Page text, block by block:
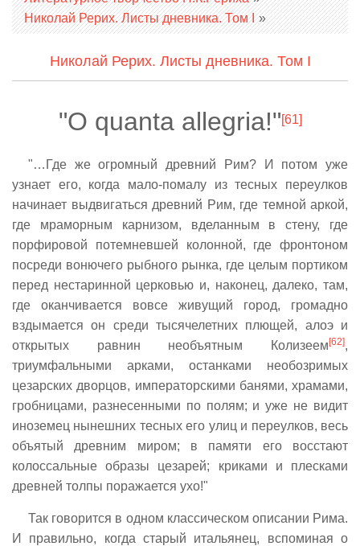
Николай Рерих. Листы дневника. Том I »
Николай Рерих. Листы дневника. Том I
"О quanta allegria!"[61]
"…Где же огромный древний Рим? И потом уже
узнает его, когда мало-помалу из тесных переулков
начинает выдвигаться древний Рим, где темной аркой,
где мраморным карнизом, вделанным в стену, где
порфировой потемневшей колонной, где фронтоном
посреди вонючего рыбного рынка, где целым портиком
перед нестаринной церковью и, наконец, далеко, там,
где оканчивается вовсе живущий город, громадно
вздымается он среди тысячелетних плющей, алоэ и
открытых равнин необъятным Колизеем [62],
триумфальными арками, останками необозримых
цезарских дворцов, императорскими банями, храмами,
гробницами, разнесенными по полям; и уже не видит
иноземец нынешних тесных его улиц и переулков, весь
объятый древним миром; в памяти его восстают
колоссальные образы цезарей; криками и плесками
древней толпы поражается ухо!"
Так говорится в одном классическом описании Рима.
И правильно, когда старый итальянец, вспоминая о